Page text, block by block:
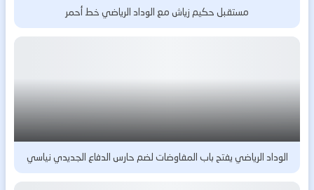
مستقبل حكيم زياش مع الوداد الرياضي خط أحمر
الوداد الرياضي يفتح باب المفاوضات لضم حارس الدفاع الجديدي نياسي